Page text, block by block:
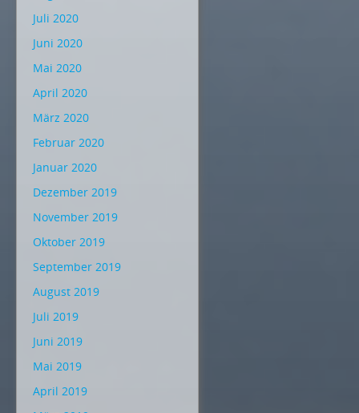
Juli 2020
Juni 2020
Mai 2020
April 2020
März 2020
Februar 2020
Januar 2020
Dezember 2019
November 2019
Oktober 2019
September 2019
August 2019
Juli 2019
Juni 2019
Mai 2019
April 2019